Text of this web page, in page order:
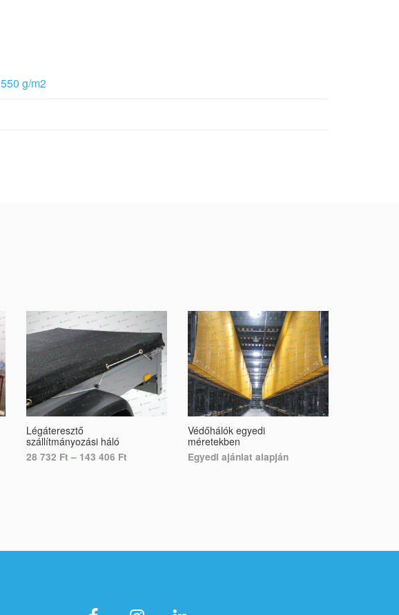
550 g/m2
Légáteresztő
szállítmányozási háló
28 732 Ft – 143 406 Ft
Védőhálók egyedi
méretekben
Egyedi ajánlat alapján